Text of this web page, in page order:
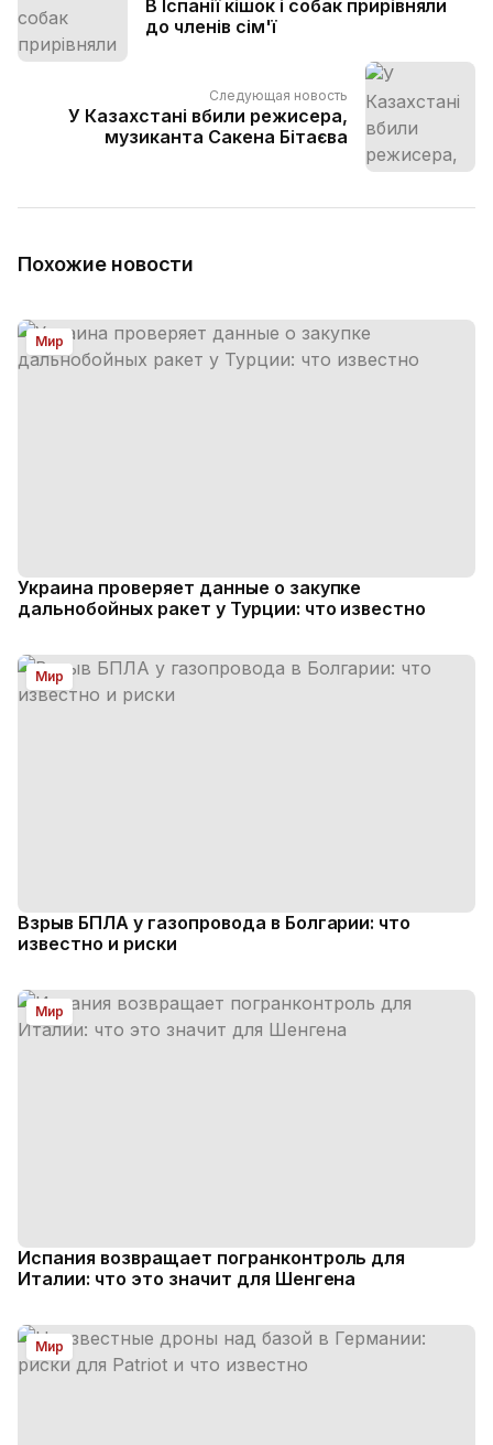
В Іспанії кішок і собак прирівняли
до членів сім'ї
Следующая новость
У Казахстані вбили режисера,
музиканта Сакена Бітаєва
Похожие новости
Мир
Украина проверяет данные о закупке
дальнобойных ракет у Турции: что известно
Мир
Взрыв БПЛА у газопровода в Болгарии: что
известно и риски
Мир
Испания возвращает погранконтроль для
Италии: что это значит для Шенгена
Мир